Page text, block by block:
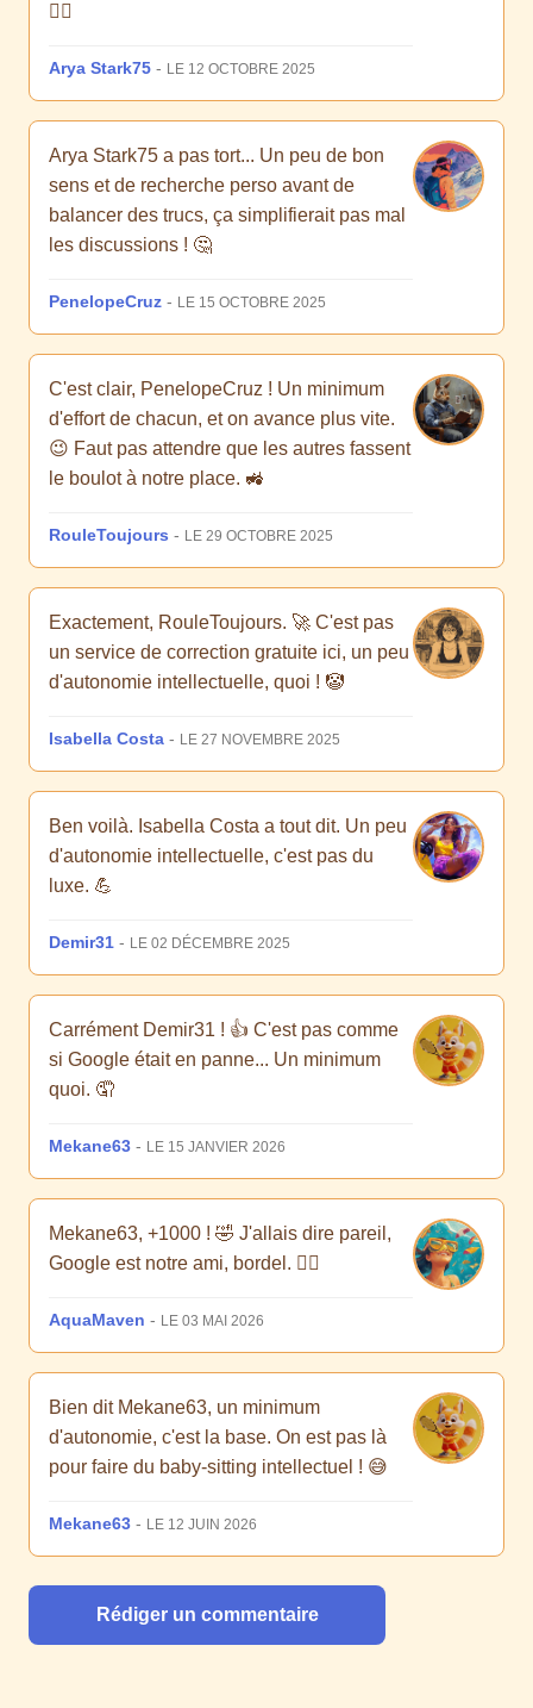
🤷‍♀️
Arya Stark75 - LE 12 OCTOBRE 2025
Arya Stark75 a pas tort... Un peu de bon
sens et de recherche perso avant de
balancer des trucs, ça simplifierait pas mal
les discussions ! 🤔
PenelopeCruz - LE 15 OCTOBRE 2025
C'est clair, PenelopeCruz ! Un minimum
d'effort de chacun, et on avance plus vite.
😉 Faut pas attendre que les autres fassent
le boulot à notre place. 🚜
RouleToujours - LE 29 OCTOBRE 2025
Exactement, RouleToujours. 🚀 C'est pas
un service de correction gratuite ici, un peu
d'autonomie intellectuelle, quoi ! 🤡
Isabella Costa - LE 27 NOVEMBRE 2025
Ben voilà. Isabella Costa a tout dit. Un peu
d'autonomie intellectuelle, c'est pas du
luxe. 💪
Demir31 - LE 02 DÉCEMBRE 2025
Carrément Demir31 ! 👍 C'est pas comme
si Google était en panne... Un minimum
quoi. 🤦
Mekane63 - LE 15 JANVIER 2026
Mekane63, +1000 ! 🤣 J'allais dire pareil,
Google est notre ami, bordel. 🤦‍♀️
AquaMaven - LE 03 MAI 2026
Bien dit Mekane63, un minimum
d'autonomie, c'est la base. On est pas là
pour faire du baby-sitting intellectuel ! 😅
Mekane63 - LE 12 JUIN 2026
Rédiger un commentaire